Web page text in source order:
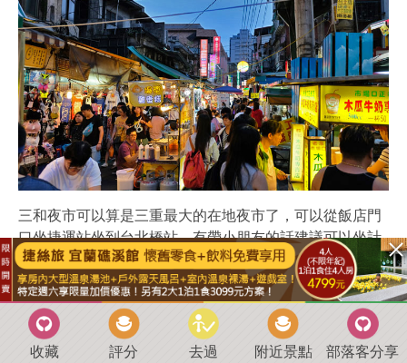
三和夜市可以算是三重最大的在地夜市了，可以從飯店門
口坐捷運站坐到台北橋站，有帶小朋友的話建議可以坐計
程車約100元內就會到了比較方便。
收藏 評分 去過 附近景點 部落客分享